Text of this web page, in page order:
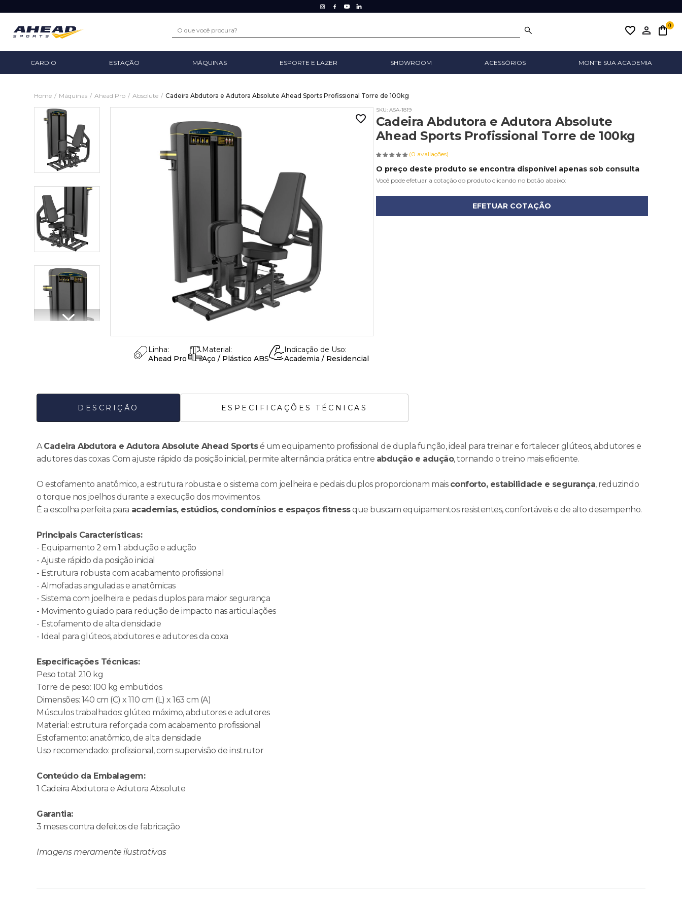
favorite_border 0
CARDIO ESTAÇÃO MÁQUINAS ESPORTE E LAZER SHOWROOM ACESSÓRIOS MONTE SUA ACADEMIA
Home / Máquinas / Ahead Pro / Absolute / Cadeira Abdutora e Adutora Absolute Ahead Sports Profissional Torre de 100kg
Linha:
Ahead Pro
Material:
Aço / Plástico ABS
Indicação de Uso:
Academia / Residencial
Cadeira Abdutora e Adutora Absolute
Ahead Sports Profissional Torre de 100kg
(0 avaliações)
SKU: ASA-1819
O preço deste produto se encontra disponível apenas sob consulta
Você pode efetuar a cotação do produto clicando no botão abaixo:
EFETUAR COTAÇÃO
DESCRIÇÃO ESPECIFICAÇÕES TÉCNICAS
A Cadeira Abdutora e Adutora Absolute Ahead Sports é um equipamento profissional de dupla função, ideal para treinar e fortalecer glúteos, abdutores e
adutores das coxas. Com ajuste rápido da posição inicial, permite alternância prática entre abdução e adução, tornando o treino mais eficiente.
O estofamento anatômico, a estrutura robusta e o sistema com joelheira e pedais duplos proporcionam mais conforto, estabilidade e segurança, reduzindo
o torque nos joelhos durante a execução dos movimentos.
É a escolha perfeita para academias, estúdios, condomínios e espaços fitnessque buscam equipamentos resistentes, confortáveis e de alto desempenho.
Principais Características:
- Equipamento 2 em 1: abdução e adução
- Ajuste rápido da posição inicial
- Estrutura robusta com acabamento profissional
- Almofadas anguladas e anatômicas
- Sistema com joelheira e pedais duplos para maior segurança
- Movimento guiado para redução de impacto nas articulações
- Estofamento de alta densidade
- Ideal para glúteos, abdutores e adutores da coxa
Especificações Técnicas:
Peso total: 210 kg
Torre de peso: 100 kg embutidos
Dimensões: 140 cm (C) x 110 cm (L) x 163 cm (A)
Músculos trabalhados: glúteo máximo, abdutores e adutores
Material: estrutura reforçada com acabamento profissional
Estofamento: anatômico, de alta densidade
Uso recomendado: profissional, com supervisão de instrutor
Conteúdo da Embalagem:
1 Cadeira Abdutora e Adutora Absolute
Garantia:
3 meses contra defeitos de fabricação
Imagens meramente ilustrativas